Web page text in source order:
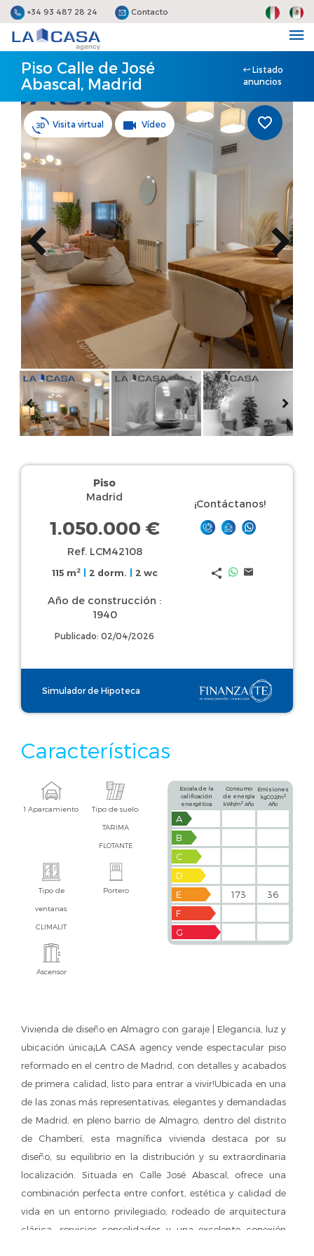
+34 93 487 28 24 Contacto
Piso Calle de José
Abascal, Madrid
Listado
anuncios
Visita virtual Vídeo
Piso
Madrid
1.050.000 €
Ref. LCM42108
115 m2 2 dorm. 2 wc
Año de construcción :
1940
Publicado: 02/04/2026
¡Contáctanos!
Simulador de Hipoteca
Características
1 Aparcamiento Tipo de suelo:
TARIMA
FLOTANTE
Tipo de
ventanas:
CLIMALIT
Portero
Ascensor
Escala de la
calificación
energética
Consumo
de energía
kWh/m2 Año
Emisiones
kgCO2/m 2
Año
A
B
C
D
E
173
36
F
G
Vivienda de diseño en Almagro con garaje | Elegancia, luz y
ubicación única¡LA CASA agency vende espectacular piso
reformado en el centro de Madrid, con detalles y acabados
de primera calidad, listo para entrar a vivir!Ubicada en una
de las zonas más representativas, elegantes y demandadas
de Madrid, en pleno barrio de Almagro, dentro del distrito
de Chamberí, esta magnífica vivienda destaca por su
diseño, su equilibrio en la distribución y su extraordinaria
localización. Situada en Calle José Abascal, ofrece una
combinación perfecta entre confort, estética y calidad de
vida en un entorno privilegiado, rodeado de arquitectura
clásica, servicios consolidados y una excelente conexión